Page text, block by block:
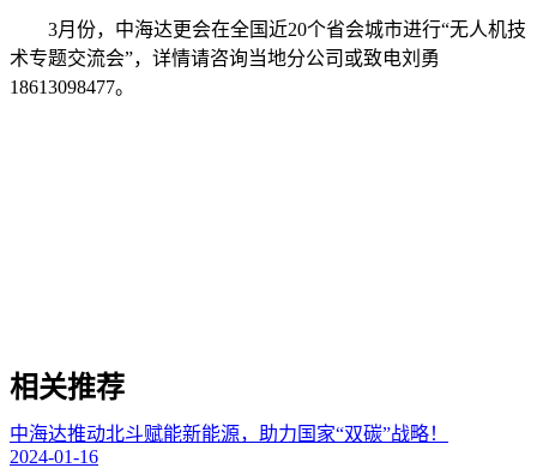
3月份，中海达更会在全国近20个省会城市进行“无人机技
术专题交流会”，详情请咨询当地分公司或致电刘勇
18613098477。
相关推荐
中海达推动北斗赋能新能源，助力国家“双碳”战略！
2024-01-16